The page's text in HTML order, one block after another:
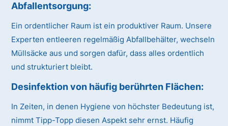
Abfallentsorgung:
Ein ordentlicher Raum ist ein produktiver Raum. Unsere
Experten entleeren regelmäßig Abfallbehälter, wechseln
Müllsäcke aus und sorgen dafür, dass alles ordentlich
und strukturiert bleibt.
Desinfektion von häufig berührten Flächen:
In Zeiten, in denen Hygiene von höchster Bedeutung ist,
nimmt Tipp-Topp diesen Aspekt sehr ernst. Häufig